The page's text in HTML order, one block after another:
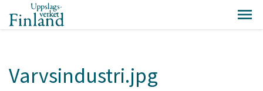
Varvsindustri.jpg